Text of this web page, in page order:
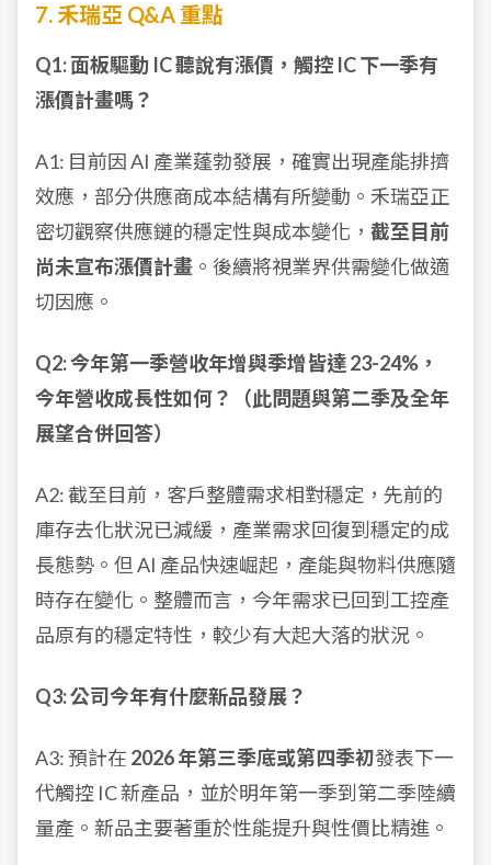
7. 禾瑞亞 Q&A 重點
Q1: 面板驅動 IC 聽說有漲價，觸控 IC 下一季有
漲價計畫嗎？
A1: 目前因 AI 產業蓬勃發展，確實出現產能排擠
效應，部分供應商成本結構有所變動。禾瑞亞正
密切觀察供應鏈的穩定性與成本變化， 截至目前
尚未宣布漲價計畫 。後續將視業界供需變化做適
切因應。
Q2: 今年第一季營收年增與季增皆達 23-24%，
今年營收成長性如何？（此問題與第二季及全年
展望合併回答）
A2: 截至目前，客戶整體需求相對穩定，先前的
庫存去化狀況已減緩，產業需求回復到穩定的成
長態勢。但 AI 產品快速崛起，產能與物料供應隨
時存在變化。整體而言，今年需求已回到工控產
品原有的穩定特性，較少有大起大落的狀況。
Q3: 公司今年有什麼新品發展？
A3: 預計在 2026 年第三季底或第四季初發表下一
代觸控 IC 新產品，並於明年第一季到第二季陸續
量產。新品主要著重於性能提升與性價比精進。